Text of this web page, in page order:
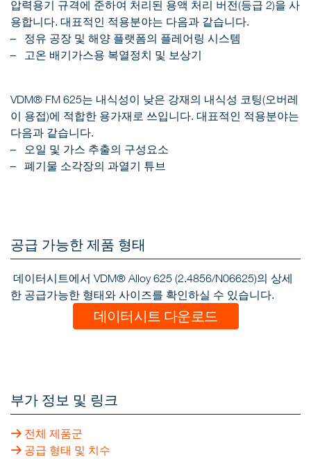
압력용기 규격에 준하여 처리된 용액 처리 버전(등급 2)을 사
용합니다. 대표적인 적용분야는 다음과 같습니다.
정유 공장 및 해양 플랫폼의 플레어링 시스템
고온 배기가스용 복열정치 및 보상기
VDM® FM 625는 내식성이 낮은 강재의 내식성 코팅(오버레
이 용접)에 적합한 용가재로 쓰입니다. 대표적인 적용분야는
다음과 같습니다.
오일 및 가스 추출의 구성요소
폐기물 소각장의 과열기 튜브
공급 가능한 제품 형태
데이터시트에서 VDM® Alloy 625 (2.4856/N06625)의 상세
한 공급가능한 형태와 사이즈를 확인하실 수 있습니다.
데이터시트 다운로드
부가 정보 및 링크
전체 제품군
공급 형태 및 치수